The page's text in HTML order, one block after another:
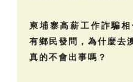
柬埔寨高薪工作詐騙
有鄉民發問，為什麼去
真的不會出事嗎？